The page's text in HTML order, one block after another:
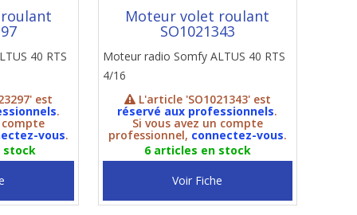
40 RTS
est
.
compte
vous.
stock
Moteur volet roulant
SO1021343
Moteur radio Somfy ALTUS 40 RTS
4/16
L'article 'SO1021343' est
réservé aux professionnels.
Si vous avez un compte
professionnel, connectez-vous.
6 articles en stock
Voir Fiche